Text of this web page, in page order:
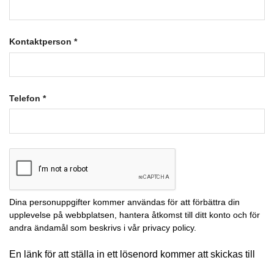
Kontaktperson *
Telefon *
Dina personuppgifter kommer användas för att förbättra din
upplevelse på webbplatsen, hantera åtkomst till ditt konto och för
andra ändamål som beskrivs i vår privacy policy.
En länk för att ställa in ett lösenord kommer att skickas till